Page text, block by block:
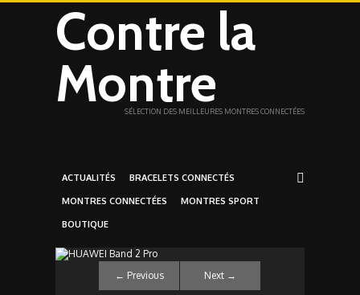
Contre la
Montre
SÉLECTION DES MEILLEURES MONTRES CONNECTÉES
ACTUALITÉS BRACELETS CONNECTÉS
MONTRES CONNECTÉES MONTRES SPORT
BOUTIQUE
← Previous Next →